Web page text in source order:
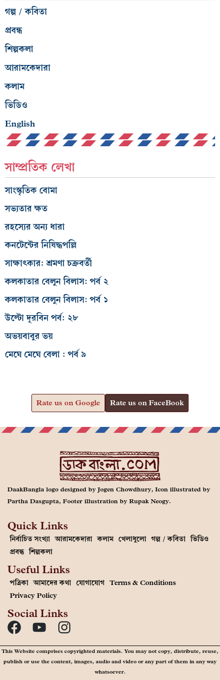
গল্প / কবিতা
প্রবন্ধ
শিল্পকলা
আরামকেদারা
কলাম
ভিডিও
English
সাম্প্রতিক লেখা
সাংস্কৃতিক বোমা
সভ্যতার ক্ষত
রহস্যের অন্য ধারা
কনটেন্টের নিষিদ্ধপল্লি
সাক্ষাৎকার: শ্রমণা চক্রবর্তী
কলকাতার বেলুন বিলাস: পর্ব ২
কলকাতার বেলুন বিলাস: পর্ব ১
উল্টো দূরবিন পর্ব: ২৮
অভয়বাবুর ভয়
মেঘে মেঘে বেলা : পর্ব ৯
Rate us on Google Rate us on FaceBook
DaakBangla logo designed by Jogen Chowdhury, Icon illustrated by
Partha Dasgupta, Footer illustration by Rupak Neogy.
Quick Links
নির্বাচিত সংখ্যা আরামকেদারা কলাম খেলাধুলো গল্প / কবিতা ভিডিও
প্রবন্ধ শিল্পকলা
Useful Links
পত্রিকা আমাদের কথা যোগাযোগ Terms & Conditions
Privacy Policy
Social Links
This Website comprises copyrighted materials. You may not copy, distribute, reuse,
publish or use the content, images, audio and video or any part of them in any way
whatsoever.